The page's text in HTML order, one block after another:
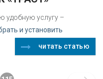
удобную услугу –
и установить
читать статью